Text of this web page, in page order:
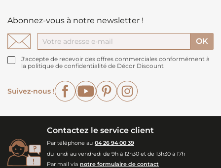
Abonnez-vous à notre newsletter !
J'accepte de recevoir des offres commerciales conformément à
la politique de confidentialité de Décor Discount
Suivez-nous !
FacebookYouTubePinterest
Contactez le service client
Par téléphone au 04 26 94 00 39
du lundi au vendredi de 9h à 12h30 et de 13h30 à 17h
Par mail via notre formulaire de contact